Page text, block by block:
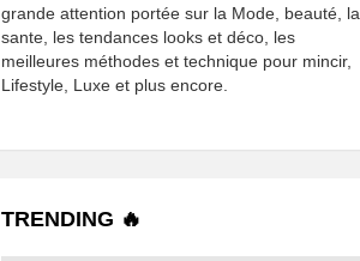
grande attention portée sur la Mode, beauté, la
sante, les tendances looks et déco, les
meilleures méthodes et technique pour mincir,
Lifestyle, Luxe et plus encore.
TRENDING 🔥